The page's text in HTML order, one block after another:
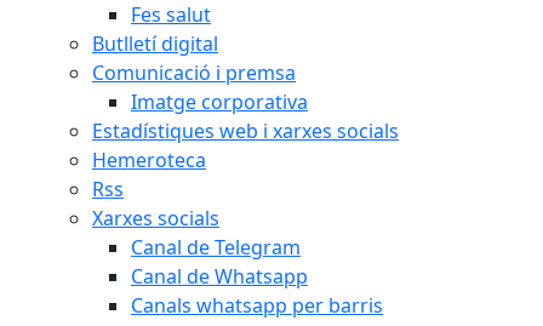
Fes salut
Butlletí digital
Comunicació i premsa
Imatge corporativa
Estadístiques web i xarxes socials
Hemeroteca
Rss
Xarxes socials
Canal de Telegram
Canal de Whatsapp
Canals whatsapp per barris